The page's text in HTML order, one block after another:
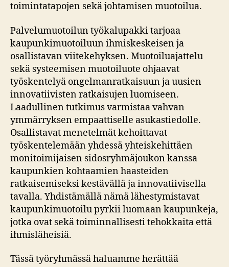
toimintatapojen sekä johtamisen muotoilua.
Palvelumuotoilun työkalupakki tarjoaa
kaupunkimuotoiluun ihmiskeskeisen ja
osallistavan viitekehyksen. Muotoiluajattelu
sekä systeemisen muotoiluote ohjaavat
työskentelyä ongelmanratkaisuun ja uusien
innovatiivisten ratkaisujen luomiseen.
Laadullinen tutkimus varmistaa vahvan
ymmärryksen empaattiselle asukastiedolle.
Osallistavat menetelmät kehoittavat
työskentelemään yhdessä yhteiskehittäen
monitoimijaisen sidosryhmäjoukon kanssa
kaupunkien kohtaamien haasteiden
ratkaisemiseksi kestävällä ja innovatiivisella
tavalla. Yhdistämällä nämä lähestymistavat
kaupunkimuotoilu pyrkii luomaan kaupunkeja,
jotka ovat sekä toiminnallisesti tehokkaita että
ihmisläheisiä.
Tässä työryhmässä haluamme herättää